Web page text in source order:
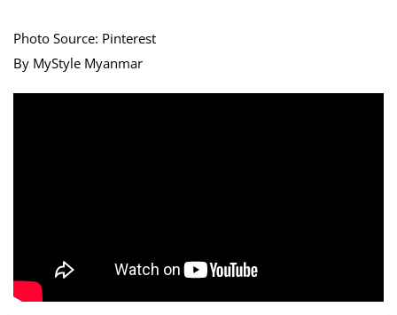
Photo Source: Pinterest
By MyStyle Myanmar